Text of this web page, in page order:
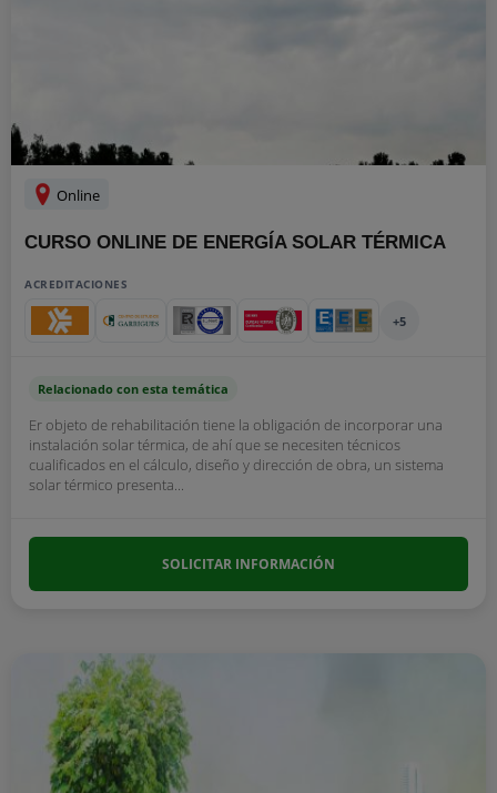
Online
CURSO ONLINE DE ENERGÍA SOLAR TÉRMICA
ACREDITACIONES
+5
Relacionado con esta temática
Er objeto de rehabilitación tiene la obligación de incorporar una
instalación solar térmica, de ahí que se necesiten técnicos
cualificados en el cálculo, diseño y dirección de obra, un sistema
solar térmico presenta...
SOLICITAR INFORMACIÓN